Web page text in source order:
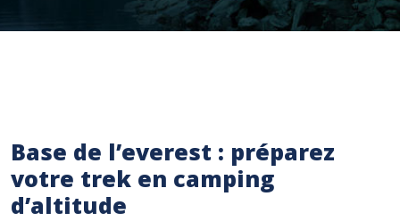
Base de l’everest : préparez
votre trek en camping
d’altitude